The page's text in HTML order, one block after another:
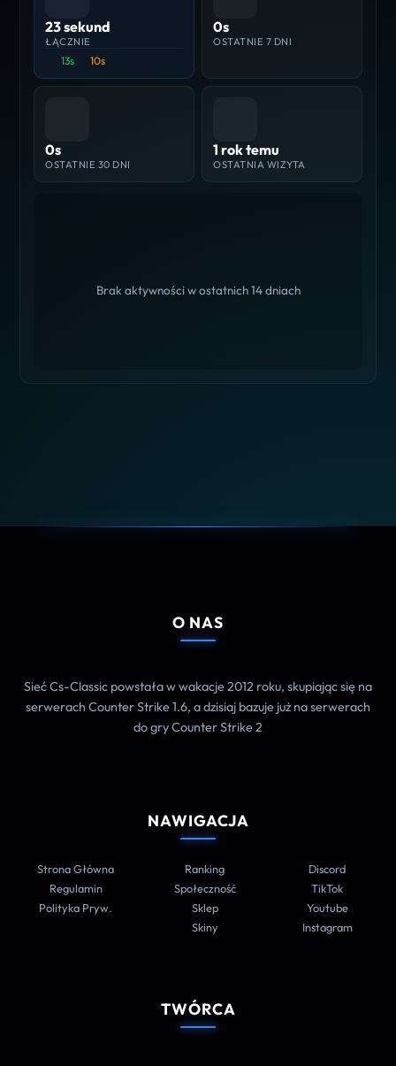
23 sekund
ŁĄCZNIE
13s 10s
0s
OSTATNIE 7 DNI
0s
OSTATNIE 30 DNI
1 rok temu
OSTATNIA WIZYTA
Brak aktywności w ostatnich 14 dniach
O NAS
Sieć Cs-Classic powstała w wakacje 2012 roku, skupiając się na
serwerach Counter Strike 1.6, a dzisiaj bazuje już na serwerach
do gry Counter Strike 2
NAWIGACJA
Strona Główna
Regulamin
Polityka Pryw.
Ranking
Społeczność
Sklep
Skiny
Discord
TikTok
Youtube
Instagram
TWÓRCA